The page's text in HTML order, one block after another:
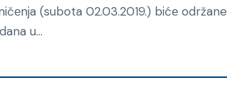
(subota 02.03.2019.) bićе
u...